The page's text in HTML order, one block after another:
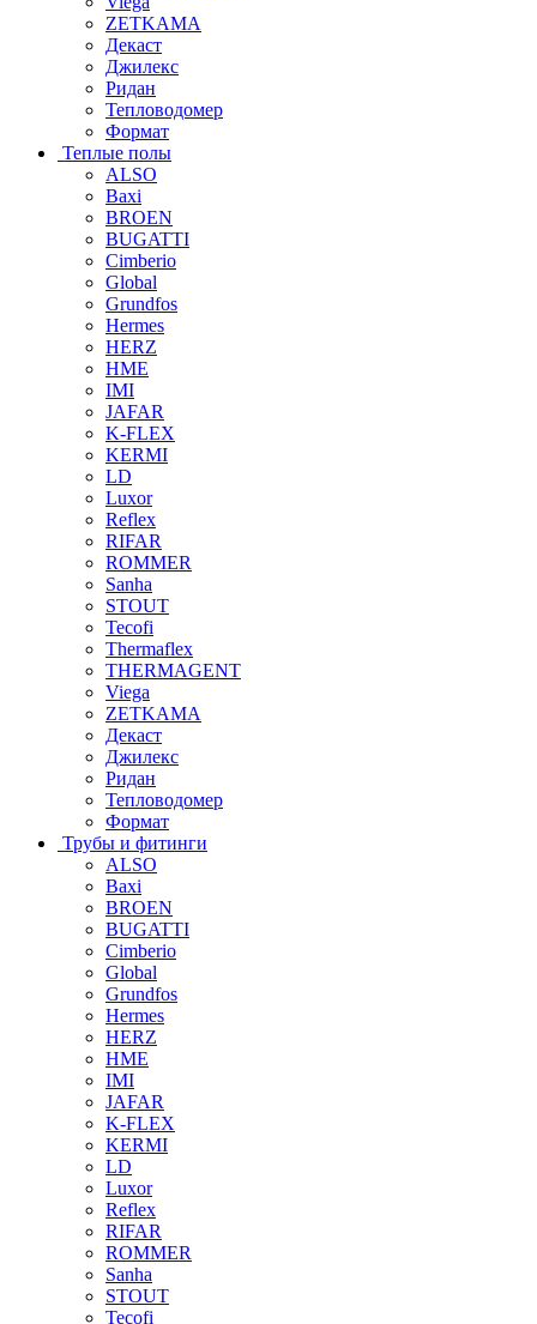
ZETKAMA
Декаст
Джилекс
Ридан
Тепловодомер
Формат
Теплые полы
ALSO
Baxi
BROEN
BUGATTI
Cimberio
Global
Grundfos
Hermes
HERZ
HME
IMI
JAFAR
K-FLEX
KERMI
LD
Luxor
Reflex
RIFAR
ROMMER
Sanha
STOUT
Tecofi
Thermaflex
THERMAGENT
Viega
ZETKAMA
Декаст
Джилекс
Ридан
Тепловодомер
Формат
Трубы и фитинги
ALSO
Baxi
BROEN
BUGATTI
Cimberio
Global
Grundfos
Hermes
HERZ
HME
IMI
JAFAR
K-FLEX
KERMI
LD
Luxor
Reflex
RIFAR
ROMMER
Sanha
STOUT
Tecofi